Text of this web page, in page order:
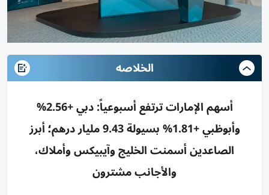
الخلاصه
أسهم الإمارات ترتفع أسبوعياً: دبي +2.56%
وأبوظبي +1.81% بسيولة 9.43 مليار درهم؛ أبرز
الصاعدين أسمنت الخليج وآيبيكس وأملاك،
والأجانب مشترون